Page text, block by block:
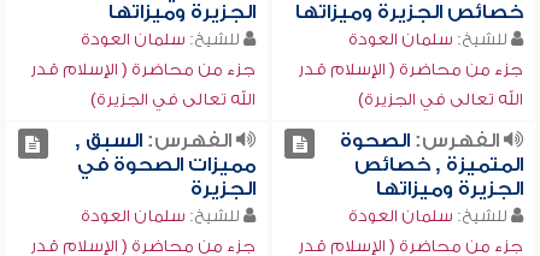
خصائص الجزيرة وميزاتها
للشيخ: سلمان العودة
جزء من محاضرة ( الإسلام قدر
الله تعالى في الجزيرة)
الجزيرة وميزاتها
للشيخ: سلمان العودة
جزء من محاضرة ( الإسلام قدر
الله تعالى في الجزيرة)
الفهرس:الصحوة
المتميزة , خصائص
الجزيرة وميزاتها
للشيخ: سلمان العودة
جزء من محاضرة ( الإسلام قدر
الفهرس:السبق ,
مميزات الصحوة في
الجزيرة
للشيخ: سلمان العودة
جزء من محاضرة ( الإسلام قدر